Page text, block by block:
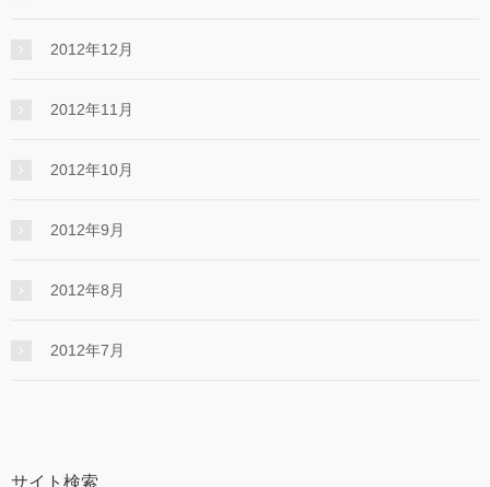
2012年12月
2012年11月
2012年10月
2012年9月
2012年8月
2012年7月
サイト検索